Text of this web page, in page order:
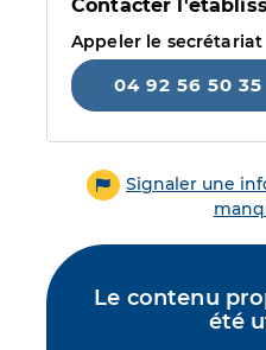
Contacter
Appeler le secrétariat
04 92 56 50 35
Signaler une
Le contenu
été